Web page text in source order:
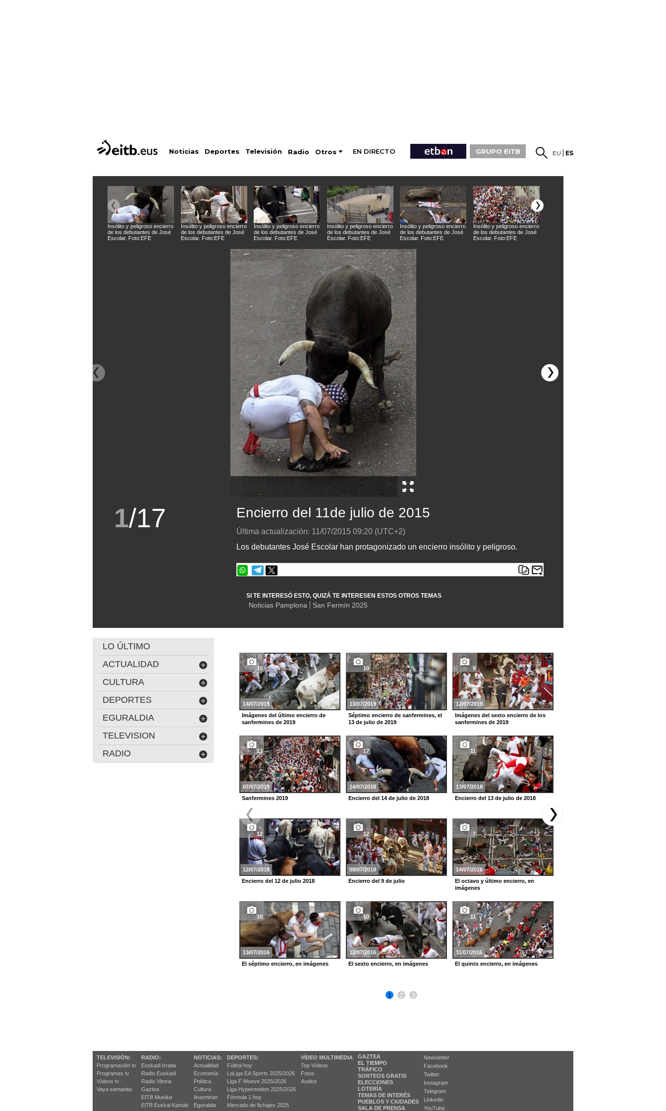
Noticias Deportes Televisión Radio Otros EN DIRECTO GRUPO EITB EU ES
Insólito y peligroso encierro
de los debutantes de José
Escolar. Foto:EFE
Insólito y peligroso encierro
de los debutantes de José
Escolar. Foto:EFE
Insólito y peligroso encierro
de los debutantes de José
Escolar. Foto:EFE
Insólito y peligroso encierro
de los debutantes de José
Escolar. Foto:EFE
Insólito y peligroso encierro
de los debutantes de José
Escolar. Foto:EFE
Insólito y peligroso encierro
de los debutantes de José
Escolar. Foto:EFE
1/17 Encierro del 11de julio de 2015
Última actualización: 11/07/2015 09:20 (UTC+2)
Los debutantes José Escolar han protagonizado un encierro insólito y peligroso.
SI TE INTERESÓ ESTO, QUIZÁ TE INTERESEN ESTOS OTROS TEMAS
Noticias Pamplona San Fermín 2025
LO ÚLTIMO
ACTUALIDAD
CULTURA
DEPORTES
EGURALDIA
TELEVISION
RADIO
10
14/07/2019
Imágenes del último encierro de
sanfermines de 2019
10
13/07/2019
Séptimo encierro de sanfermines, el
13 de julio de 2019
9
12/07/2019
Imágenes del sexto encierro de los
sanfermines de 2019
13
07/07/2019
Sanfermines 2019
17
14/07/2018
Encierro del 14 de julio de 2018
11
13/07/2018
Encierro del 13 de julio de 2018
12
12/07/2018
Encierro del 12 de julio 2018
12
09/07/2018
Encierro del 9 de julio
7
14/07/2016
El octavo y último encierro, en
imágenes
10
13/07/2016
El séptimo encierro, en imágenes
10
12/07/2016
El sexto encierro, en imágenes
11
11/07/2016
El quinto encierro, en imágenes
1 2 3
TELEVISIÓN:
Programación tv
Programas tv
Vídeos tv
Vaya semanita
RADIO:
Euskadi Irratia
Radio Euskadi
Radio Vitoria
Gaztea
EITB Musika
EiTB Euskal Kantak
NOTICIAS:
Actualidad
Economía
Política
Cultura
Ikusmiran
Eguraldia
DEPORTES:
Fútbol hoy
LaLiga EA Sports 2025/2026
Liga F Moeve 2025/2026
Liga Hypermotion 2025/2026
Fórmula 1 hoy
Mercado de fichajes 2025
VÍDEO MULTIMEDIA
Top Vídeos
Fotos
Audios
GAZTEA
EL TIEMPO
TRÁFICO
SORTEOS GRATIS
ELECCIONES
LOTERÍA
TEMAS DE INTERÉS
PUEBLOS Y CIUDADES
SALA DE PRENSA
Newsletter
Facebook
Twitter
Instagram
Telegram
Linkedin
YouTube